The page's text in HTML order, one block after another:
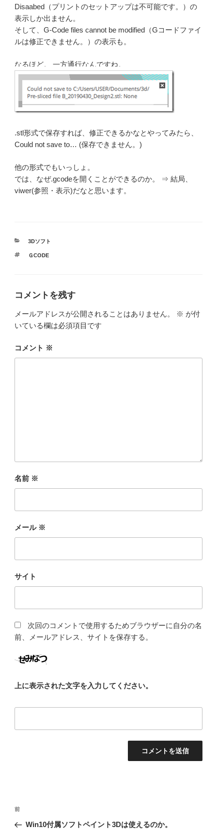
Disaabed（プリントのセットアップは不可能です。）の
表示しか出ません。
そして、G-Code files cannot be modified（Gコードファイ
ルは修正できません。）の表示も。
なるほど。 一方通行なんですね。
.stl形式で保存すれば、修正できるかなとやってみたら、
Could not save to… (保存できません。)
他の形式でもいっしょ。
では、なぜ.gcodeを開くことができるのか。 ⇒ 結局、
viwer(参照・表示)だなと思います。
カ
ゴ
3Dソフト
タ
ＧCODE
コメントを残す
メールアドレスが公開されることはありません。 ※ が付
いている欄は必須項目です
コメント ※
名前 ※
メール ※
サイト
次回のコメントで使用するためブラウザーに自分の名
前、メールアドレス、サイトを保存する。
上に表示された文字を入力してください。
投
前
の
前
Win10付属ソフトペイント3Dは使えるのか。